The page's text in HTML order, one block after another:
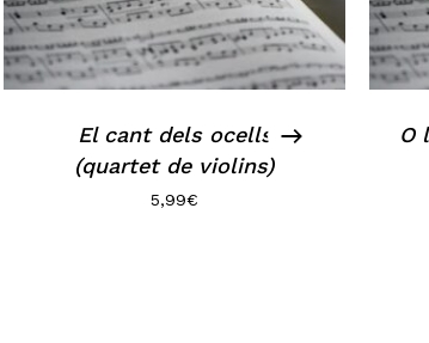
El cant dels ocells
(quartet de violins)
5,99€
O